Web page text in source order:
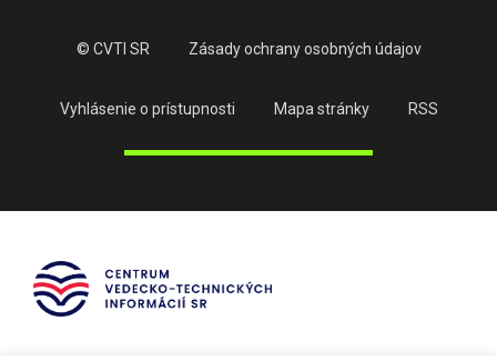
© CVTI SR Zásady ochrany osobných údajov
Vyhlásenie o prístupnosti Mapa stránky RSS